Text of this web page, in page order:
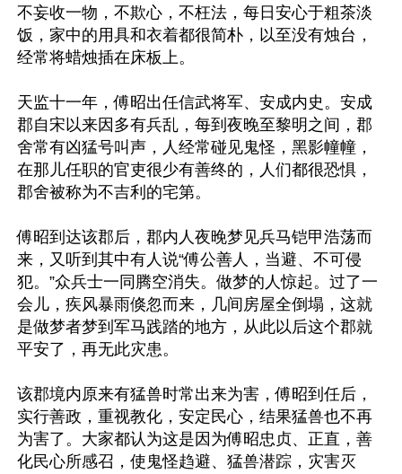
不妄收一物，不欺心，不枉法，每日安心于粗茶淡
饭，家中的用具和衣着都很简朴，以至没有烛台，
经常将蜡烛插在床板上。
天监十一年，傅昭出任信武将军、安成内史。安成
郡自宋以来因多有兵乱，每到夜晚至黎明之间，郡
舍常有凶猛号叫声，人经常碰见鬼怪，黑影幢幢，
在那儿任职的官吏很少有善终的，人们都很恐惧，
郡舍被称为不吉利的宅第。
傅昭到达该郡后，郡内人夜晚梦见兵马铠甲浩荡而
来，又听到其中有人说“傅公善人，当避、不可侵
犯。”众兵士一同腾空消失。做梦的人惊起。过了一
会儿，疾风暴雨倏忽而来，几间房屋全倒塌，这就
是做梦者梦到军马践踏的地方，从此以后这个郡就
平安了，再无此灾患。
该郡境内原来有猛兽时常出来为害，傅昭到任后，
实行善政，重视教化，安定民心，结果猛兽也不再
为害了。大家都认为这是因为傅昭忠贞、正直，善
化民心所感召，使鬼怪趋避、猛兽潜踪，灾害灭